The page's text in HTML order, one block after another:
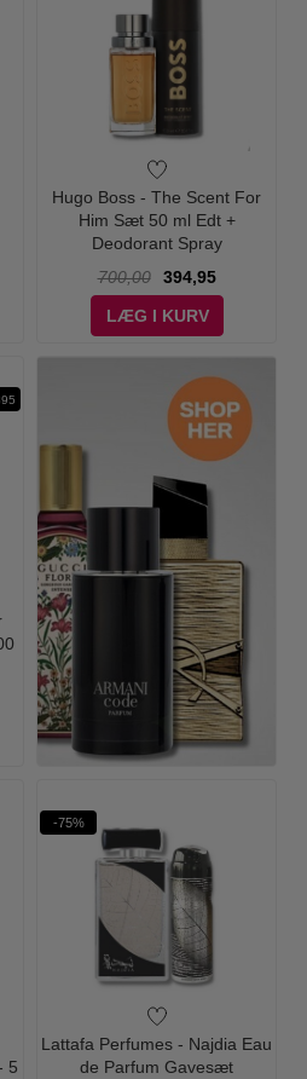
Hugo Boss - The Scent For
Him Sæt 50 ml Edt +
Deodorant Spray
700,00
394,95
LÆG I KURV
5
-75%
Lattafa Perfumes - Najdia Eau
de Parfum Gavesæt